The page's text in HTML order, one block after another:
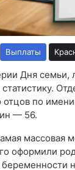
Выплаты
Дня
отцов по
— 56.
массовая
оформили